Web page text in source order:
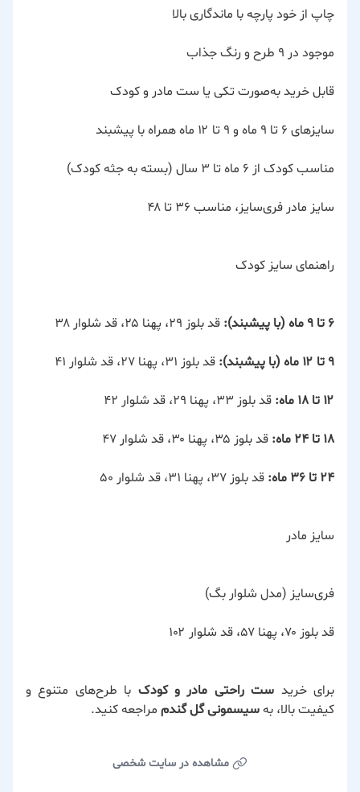
چاپ از خود پارچه با ماندگاری بالا
موجود در ۹ طرح و رنگ جذاب
قابل خرید به‌صورت تکی یا ست مادر و کودک
سایزهای ۶ تا ۹ ماه و ۹ تا ۱۲ ماه همراه با پیشبند
مناسب کودک از ۶ ماه تا ۳ سال (بسته به جثه کودک)
سایز مادر فری‌سایز، مناسب ۳۶ تا ۴۸
راهنمای سایز کودک
۶ تا ۹ ماه (با پیشبند): قد بلوز ۲۹، پهنا ۲۵، قد شلوار ۳۸
۹ تا ۱۲ ماه (با پیشبند): قد بلوز ۳۱، پهنا ۲۷، قد شلوار ۴۱
۱۲ تا ۱۸ ماه: قد بلوز ۳۳، پهنا ۲۹، قد شلوار ۴۲
۱۸ تا ۲۴ ماه: قد بلوز ۳۵، پهنا ۳۰، قد شلوار ۴۷
۲۴ تا ۳۶ ماه: قد بلوز ۳۷، پهنا ۳۱، قد شلوار ۵۰
سایز مادر
فری‌سایز (مدل شلوار بگ)
قد بلوز ۷۰، پهنا ۵۷، قد شلوار ۱۰۲
برای خرید ست راحتی مادر و کودک با طرح‌های متنوع و
کیفیت بالا، بهسیسمونی گل گندم مراجعه کنید.
مشاهده در سایت شخصی